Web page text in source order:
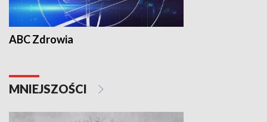
ABC Zdrowia
MNIEJSZOŚCI